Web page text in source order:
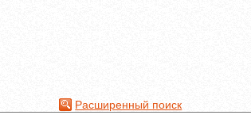
Расширенный поиск